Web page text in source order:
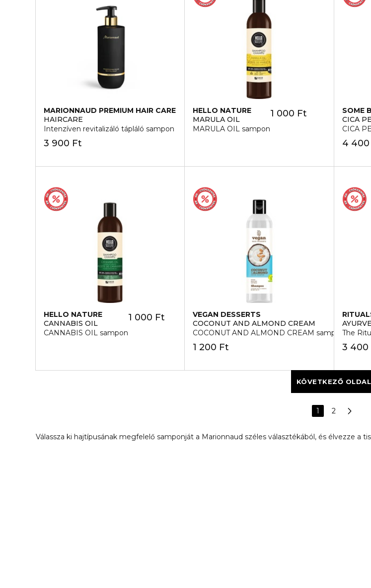
MARIONNAUD PREMIUM HAIR CARE
HAIRCARE
Intenzíven revitalizáló tápláló sampon
3 900 Ft
HELLO NATURE
MARULA OIL
MARULA OIL sampon
1 000 Ft
SOME
CICA
CICA
4
HELLO NATURE
CANNABIS OIL
CANNABIS OIL sampon
1 000 Ft
VEGAN DESSERTS
COCONUT AND ALMOND CREAM
COCONUT AND ALMOND CREAM sampon
1 200 Ft
The
3 400
KÖVETKEZŐ OLDAL
1 2
Válassza ki hajtípusának megfelelő samponját a Marionnaud széles választékából, és élvezze a